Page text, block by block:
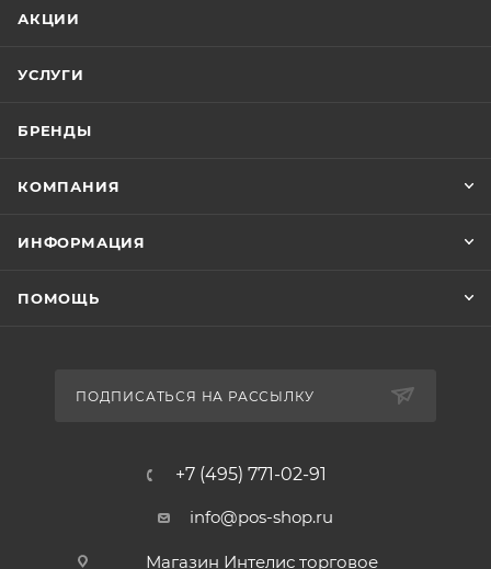
АКЦИИ
УСЛУГИ
БРЕНДЫ
КОМПАНИЯ
ИНФОРМАЦИЯ
ПОМОЩЬ
ПОДПИСАТЬСЯ НА РАССЫЛКУ
+7 (495) 771-02-91
info@pos-shop.ru
Магазин Интелис торговое